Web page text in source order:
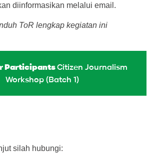
diinformasikan melalui email.
ToR lengkap kegiatan ini
ParticipantsCitizen Journalism
Workshop (Batch 1)
silah hubungi: